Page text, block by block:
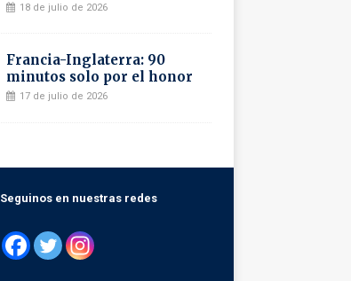
18 de julio de 2026
Francia-Inglaterra: 90
minutos solo por el honor
17 de julio de 2026
Seguinos en nuestras redes